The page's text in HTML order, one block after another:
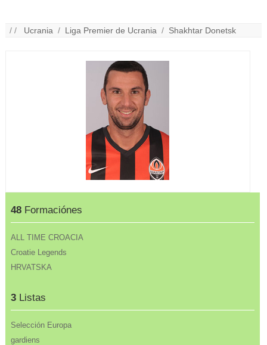
/ / Ucrania / Liga Premier de Ucrania / Shakhtar Donetsk
48 Formaciónes
ALL TIME CROACIA
Croatie Legends
HRVATSKA
3 Listas
Selección Europa
gardiens